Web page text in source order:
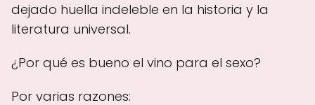
dejado huella indeleble en la historia y la
literatura universal.
¿Por qué es bueno el vino para el sexo?
Por varias razones: